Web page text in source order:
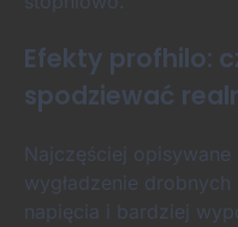
Efekty profhilo:
spodziewać
Najczęściej
wygładzenie
napięcia i bardziej